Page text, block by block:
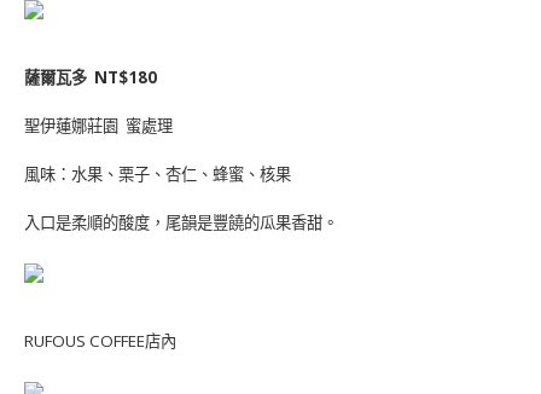
薩爾瓦多 NT$180
聖伊蓮娜莊園 蜜處理
風味：水果、栗子、杏仁、蜂蜜、核果
入口是柔順的酸度，尾韻是豐饒的瓜果香甜。
RUFOUS COFFEE店內